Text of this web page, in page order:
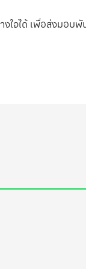
จได้ เพื่อส่งมอบ